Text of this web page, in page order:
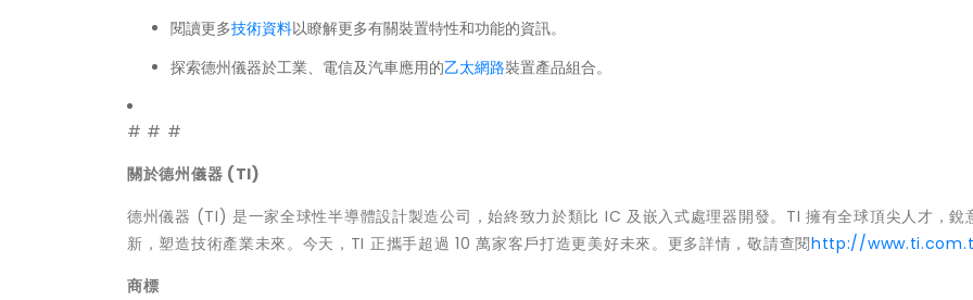
閱讀更多技術資料以瞭解更多有關裝置特性和功能的資訊。
探索德州儀器於工業、電信及汽車應用的乙太網路裝置產品組合。
# # #
關於德州儀器 (TI)
德州儀器 (TI) 是一家全球性半導體設計製造公司，始終致力於類比 IC 及嵌入式處理器開發。TI 擁有全球頂尖人才，銳
新，塑造技術產業未來。今天，TI 正攜手超過 10 萬家客戶打造更美好未來。更多詳情，敬請查閱http://
商標